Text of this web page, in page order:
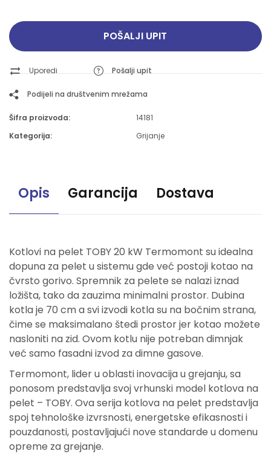
POŠALJI UPIT
Uporedi Pošalji upit
Podijeli na društvenim mrežama
Šifra proizvoda:
14181
Kategorija:
Grijanje
Opis Garancija Dostava
Kotlovi na pelet TOBY 20 kW Termomont su idealna
dopuna za pelet u sistemu gde već postoji kotao na
čvrsto gorivo. Spremnik za pelete se nalazi iznad
ložišta, tako da zauzima minimalni prostor. Dubina
kotla je 70 cm a svi izvodi kotla su na bočnim strana,
čime se maksimalano štedi prostor jer kotao možete
nasloniti na zid. Ovom kotlu nije potreban dimnjak
već samo fasadni izvod za dimne gasove.
Termomont, lider u oblasti inovacija u grejanju, sa
ponosom predstavlja svoj vrhunski model kotlova na
pelet – TOBY. Ova serija kotlova na pelet predstavlja
spoj tehnološke izvrsnosti, energetske efikasnosti i
pouzdanosti, postavljajući nove standarde u domenu
opreme za grejanje.